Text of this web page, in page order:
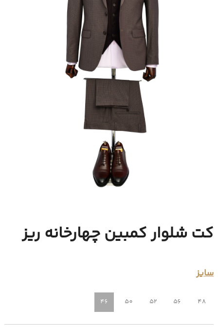
کت شلوار کمبین چهارخانه ریز
سایز
48
56
52
50
46